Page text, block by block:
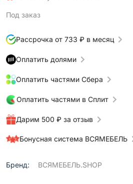
Под заказ
Рассрочка от 733 ₽ в месяц
Оплатить долями
Оплатить частями Сбера
Оплатить частями в Сплит
Дарим 500 ₽ за отзыв
Бонусная система ВСЯМЕБЕЛЬ
Бренд: ВСЯМЕБЕЛЬ.SHOP